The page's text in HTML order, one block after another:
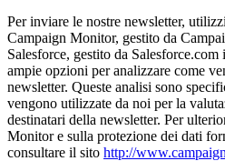
Per inviare le nostre newsletter,
Campaign Monitor, gestito da
Salesforce, gestito da
ampie opzioni per analizzare come
newsletter. Queste analisi sono
vengono utilizzate da noi per la
destinatari della newsletter. Per
Monitor e sulla protezione dei dati
consultare il sito http://